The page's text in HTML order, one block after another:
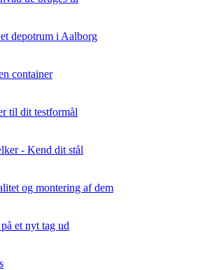
depotrum i Aalborg
container
til dit testformål
- Kend dit stål
og montering af dem
et nyt tag ud